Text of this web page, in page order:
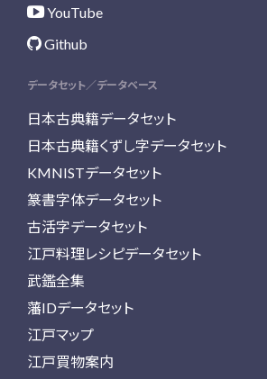
YouTube
Github
データセット／データベース
日本古典籍データセット
日本古典籍くずし字データセット
KMNISTデータセット
篆書字体データセット
古活字データセット
江戸料理レシピデータセット
武鑑全集
藩IDデータセット
江戸マップ
江戸買物案内